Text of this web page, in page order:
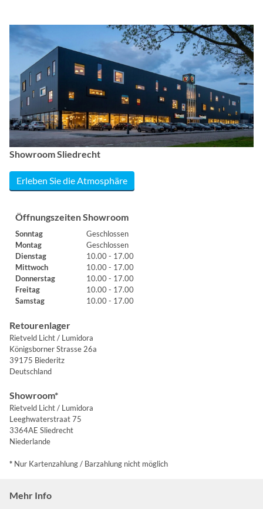
Showroom Sliedrecht
Erleben Sie die Atmosphäre
Öffnungszeiten Showroom
Sonntag
Geschlossen
Montag
Geschlossen
Dienstag
10.00 - 17.00
Mittwoch
10.00 - 17.00
Donnerstag
10.00 - 17.00
Freitag
10.00 - 17.00
Samstag
10.00 - 17.00
Retourenlager
Rietveld Licht / Lumidora
Königsborner Strasse 26a
39175 Biederitz
Deutschland
Showroom*
Rietveld Licht / Lumidora
Leeghwaterstraat 75
3364AE Sliedrecht
Niederlande
* Nur Kartenzahlung / Barzahlung nicht möglich
Mehr Info